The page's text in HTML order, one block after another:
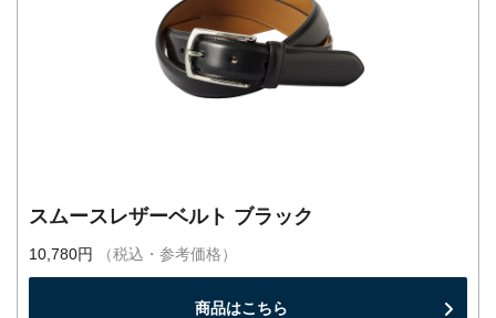
スムースレザーベルト ブラック
10,780円 （税込・参考価格）
商品はこちら